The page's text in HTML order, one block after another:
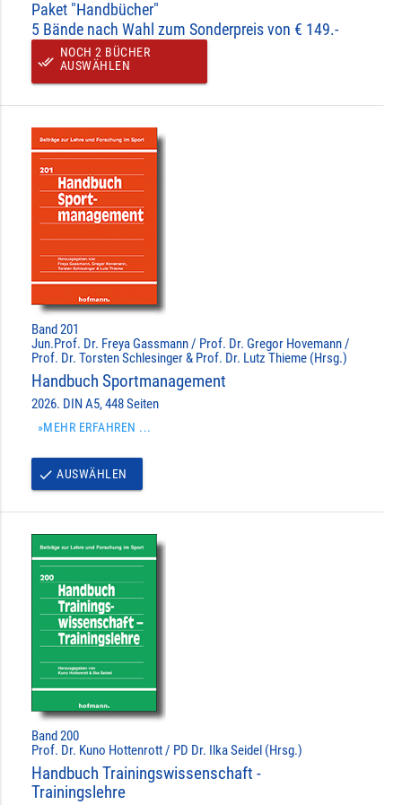
Paket "Handbücher"
5 Bände nach Wahl zum Sonderpreis von € 149.-
done_all
NOCH 2 BÜCHER
AUSWÄHLEN
Band 201
Jun.Prof. Dr. Freya Gassmann / Prof. Dr. Gregor Hovemann /
Prof. Dr. Torsten Schlesinger & Prof. Dr. Lutz Thieme (Hrsg.)
Handbuch Sportmanagement
2026. DIN A5, 448 Seiten
»MEHR ERFAHREN ...
done AUSWÄHLEN
Band 200
Prof. Dr. Kuno Hottenrott / PD Dr. Ilka Seidel (Hrsg.)
Handbuch Trainingswissenschaft -
Trainingslehre